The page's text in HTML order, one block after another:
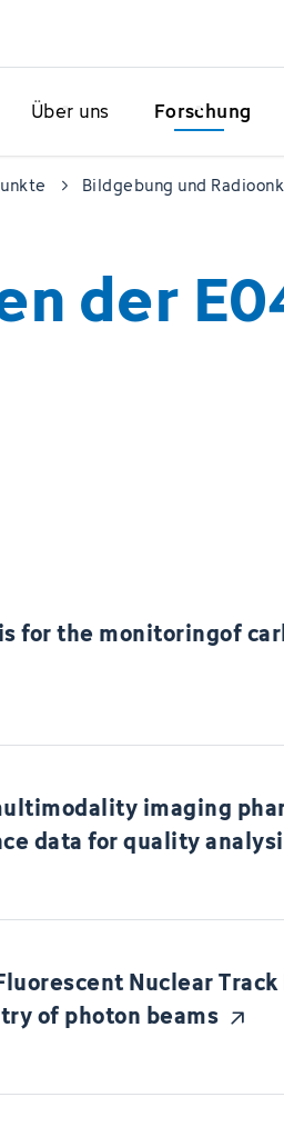
Über uns Forschung
Bildgebung und
der
for the monitoringof
imaging
data for quality
Nuclear
of photon beams